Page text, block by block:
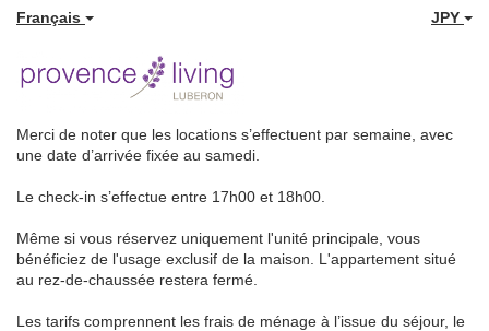
Français JPY
Merci de noter que les locations s’effectuent par semaine, avec
une date d’arrivée fixée au samedi.
Le check-in s’effectue entre 17h00 et 18h00.
Même si vous réservez uniquement l'unité principale, vous
bénéficiez de l'usage exclusif de la maison. L'appartement situé
au rez-de-chaussée restera fermé.
Les tarifs comprennent les frais de ménage à l’issue du séjour, le